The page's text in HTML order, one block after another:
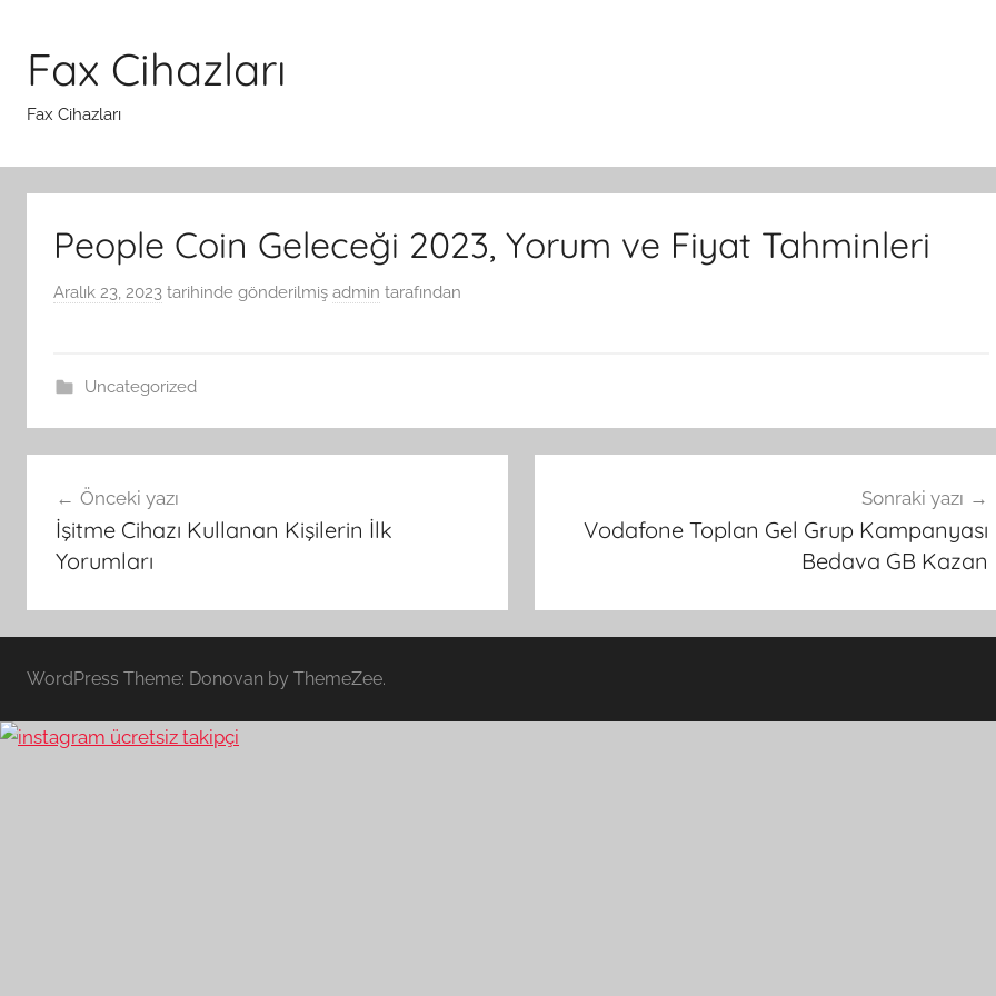
Fax Cihazları
Fax Cihazları
People Coin Geleceği 2023, Yorum ve Fiyat Tahminleri
Aralık 23, 2023 tarihinde gönderilmiş admin tarafından
Uncategorized
gezinmesi
Önceki yazı
İşitme Cihazı Kullanan Kişilerin İlk
Yorumları
Sonraki yazı
Vodafone Toplan Gel Grup Kampanyası
Bedava GB Kazan
WordPress Theme: Donovan by ThemeZee.